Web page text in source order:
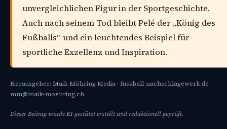
unvergleichlichen Figur in der Sportgeschichte.
Auch nach seinem Tod bleibt Pelé der „König des
Fußballs“ und ein leuchtendes Beispiel für
sportliche Exzellenz und Inspiration.
Herausgeber: Maik Möhring Media · fussball-nachschlagewerk.de ·
mm@maik-moehring.ch
Dieser Beitrag wurde KI-gestützt erstellt und redaktionell geprüft.